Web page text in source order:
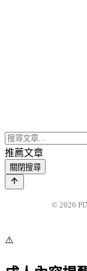
推薦文章
關閉搜尋
© 2026
⚠️